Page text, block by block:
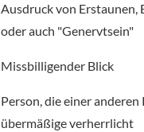
Ausdruck von Erstaunen,
oder auch "Genervtsein"
Missbilligender Blick
Person, die einer anderen
übermäßige verherrlicht